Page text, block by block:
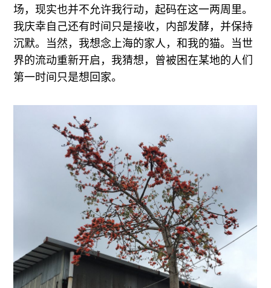
场，现实也并不允许我行动，起码在这一两周里。
我庆幸自己还有时间只是接收，内部发酵，并保持
沉默。当然，我想念上海的家人，和我的猫。当世
界的流动重新开启，我猜想，曾被困在某地的人们
第一时间只是想回家。